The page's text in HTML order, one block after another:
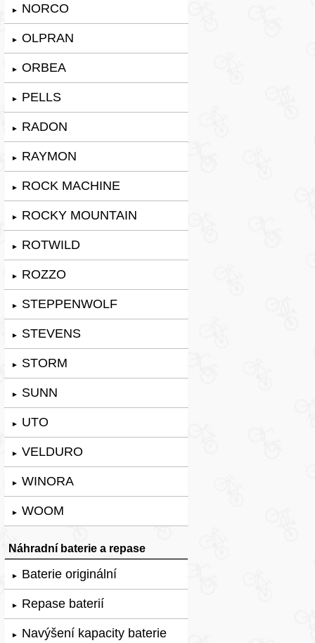
► NORCO
► OLPRAN
► ORBEA
► PELLS
► RADON
► RAYMON
► ROCK MACHINE
► ROCKY MOUNTAIN
► ROTWILD
► ROZZO
► STEPPENWOLF
► STEVENS
► STORM
► SUNN
► UTO
► VELDURO
► WINORA
► WOOM
Náhradní baterie a repase
► Baterie originální
► Repase baterií
► Navýšení kapacity baterie